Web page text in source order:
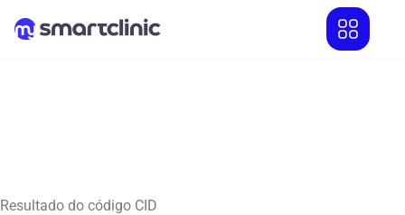
Resultado do código CID